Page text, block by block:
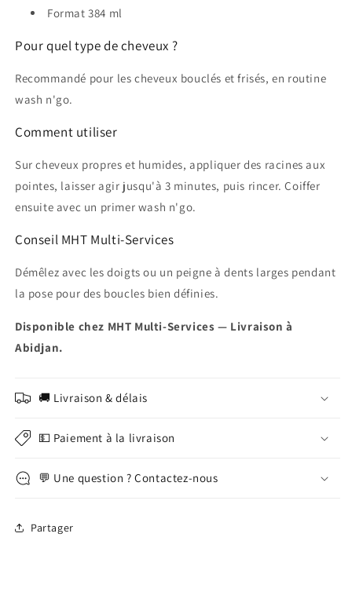
Format 384 ml
Pour quel type de cheveux ?
Recommandé pour les cheveux bouclés et frisés, en routine
wash n'go.
Comment utiliser
Sur cheveux propres et humides, appliquer des racines aux
pointes, laisser agir jusqu'à 3 minutes, puis rincer. Coiffer
ensuite avec un primer wash n'go.
Conseil MHT Multi-Services
Démêlez avec les doigts ou un peigne à dents larges pendant
la pose pour des boucles bien définies.
Disponible chez MHT Multi-Services — Livraison à
Abidjan.
🚚 Livraison & délais
💵 Paiement à la livraison
💬 Une question ? Contactez-nous
Partager